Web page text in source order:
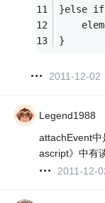
}else
}
2011-12-02
Legend1988
attachEvent
ascript》中有
2011-12-